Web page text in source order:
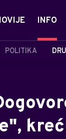
INFO
POLITIKA